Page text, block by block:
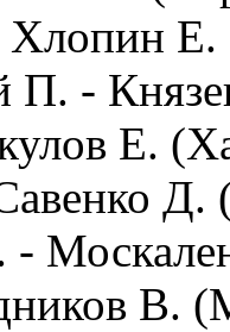
Хлопин
-
Е.
Д.
В.